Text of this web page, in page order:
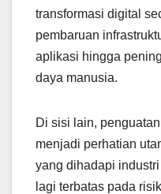
transformasi digital
pembaruan
aplikasi hingga
daya manusia.
Di sisi lain,
menjadi perhatian
yang dihadapi
lagi terbatas pada